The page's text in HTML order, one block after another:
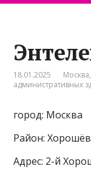
18.01.2025 Москва,
административных
город: Москва
Район:
Адрес: 2-й